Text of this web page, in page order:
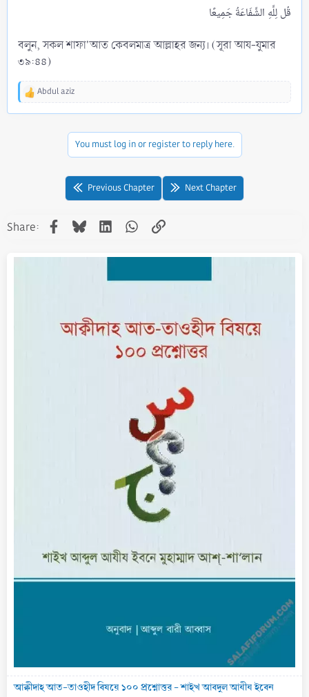
বলুন, সকল শাফা'আত কেবলমাত্র আল্লাহর জন্য। (সূরা আয-যুমার
৩৯:৪৪)
R
Abdul aziz
You must log in or register to reply here.
Previous Chapter Next Chapter
Share: Facebook
BlueskyLinkedInWhatsApp
Link
আক্বীদাহ আত-তাওহীদ বিষয়ে ১০০ প্রশ্নোত্তর - শাইখ আবদুল আযীয ইবেন